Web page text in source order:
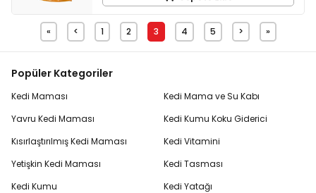
« < 1 2 3 4 5 > »
Popüler Kategoriler
Kedi Maması
Yavru Kedi Maması
Kısırlaştırılmış Kedi Maması
Yetişkin Kedi Maması
Kedi Kumu
Kedi Mama ve Su Kabı
Kedi Kumu Koku Giderici
Kedi Vitamini
Kedi Tasması
Kedi Yatağı